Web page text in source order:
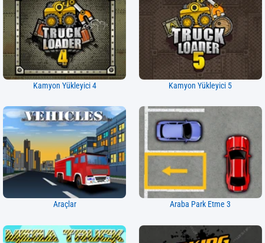
Kamyon Yükleyici 4 Kamyon Yükleyici 5
Araçlar Araba Park Etme 3